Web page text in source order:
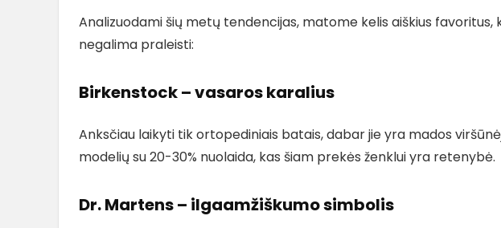
Analizuodami šių metų tendencijas, matome kelis aiškius favoritus,
negalima praleisti:
Birkenstock – vasaros karalius
Anksčiau laikyti tik ortopediniais batais, dabar jie yra mados
modelių su 20-30% nuolaida, kas šiam prekės ženklui yra retenybė.
Dr. Martens – ilgaamžiškumo simbolis